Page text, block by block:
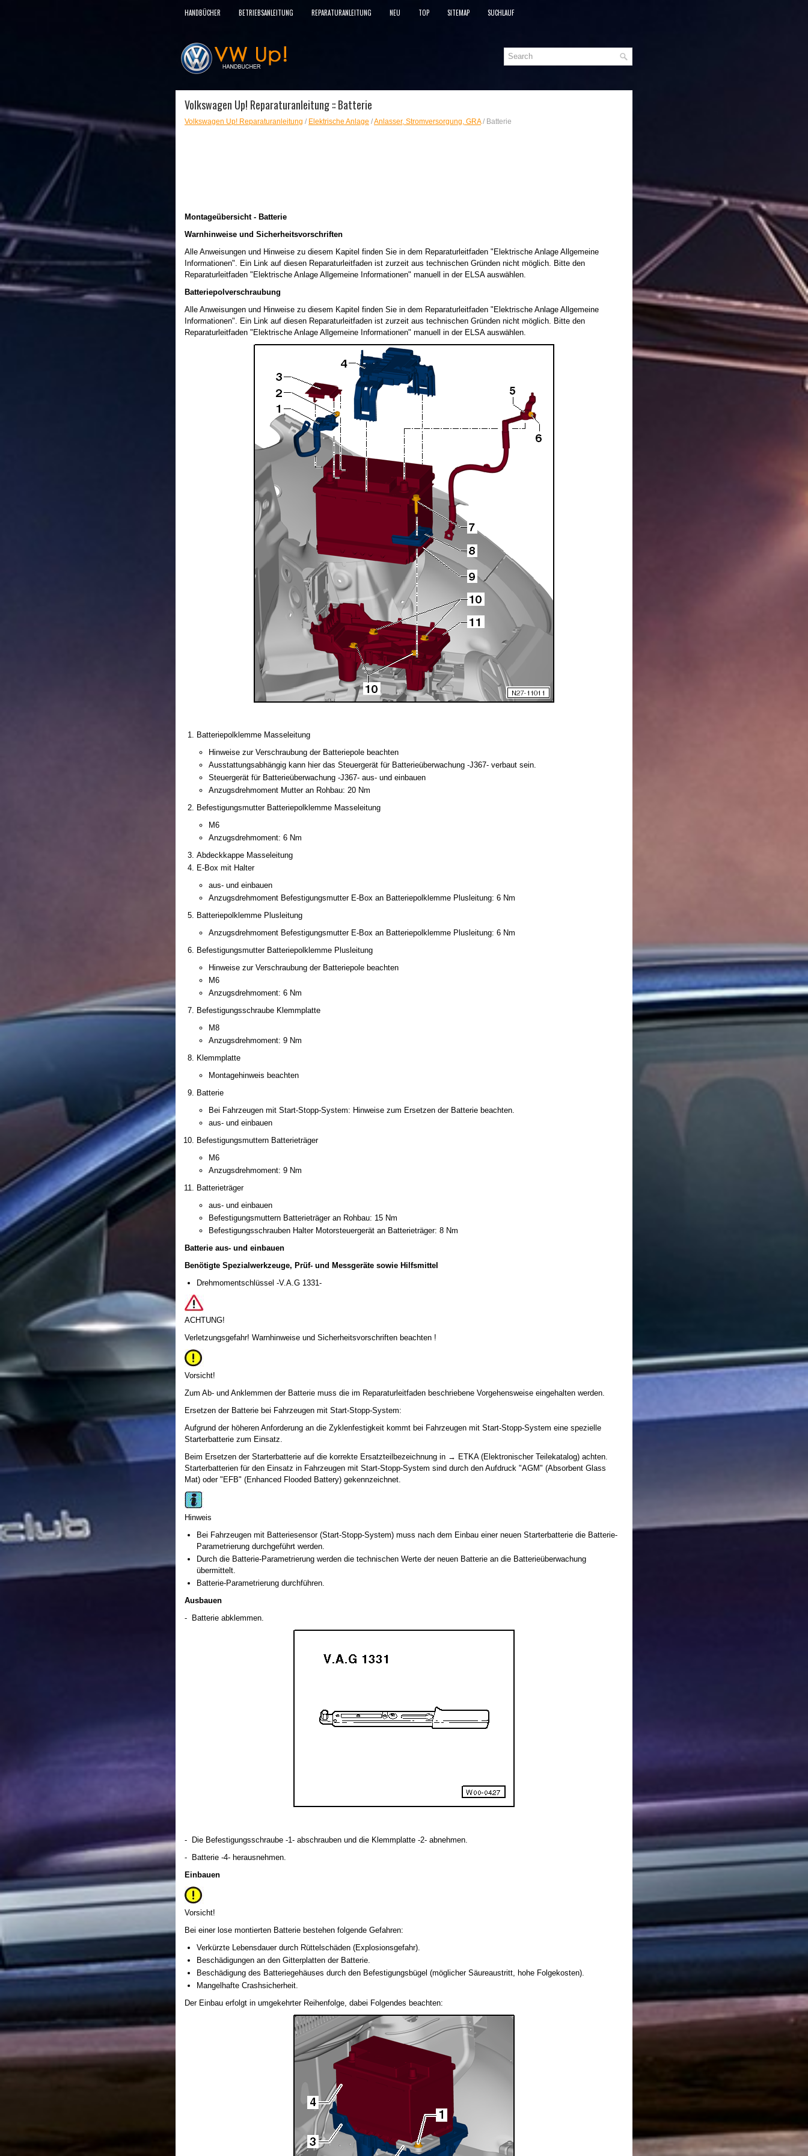
HANDBÜCHER BETRIEBSANLEITUNG REPARATURANLEITUNG NEU TOP SITEMAP SUCHLAUF
Volkswagen Up! Reparaturanleitung :: Batterie
Volkswagen Up! Reparaturanleitung / Elektrische Anlage /Anlasser, Stromversorgung, GRA/ Batterie
Montageübersicht - Batterie
Warnhinweise und Sicherheitsvorschriften
Alle Anweisungen und Hinweise zu diesem Kapitel finden Sie in dem Reparaturleitfaden "Elektrische Anlage Allgemeine
Informationen". Ein Link auf diesen Reparaturleitfaden ist zurzeit aus technischen Gründen nicht möglich. Bitte den
Reparaturleitfaden "Elektrische Anlage Allgemeine Informationen" manuell in der ELSA auswählen.
Batteriepolverschraubung
Alle Anweisungen und Hinweise zu diesem Kapitel finden Sie in dem Reparaturleitfaden "Elektrische Anlage Allgemeine
Informationen". Ein Link auf diesen Reparaturleitfaden ist zurzeit aus technischen Gründen nicht möglich. Bitte den
Reparaturleitfaden "Elektrische Anlage Allgemeine Informationen" manuell in der ELSA auswählen.
Batteriepolklemme Masseleitung
Hinweise zur Verschraubung der Batteriepole beachten
Ausstattungsabhängig kann hier das Steuergerät für Batterieüberwachung -J367- verbaut sein.
Steuergerät für Batterieüberwachung -J367- aus- und einbauen
Anzugsdrehmoment Mutter an Rohbau: 20 Nm
Befestigungsmutter Batteriepolklemme Masseleitung
M6
Anzugsdrehmoment: 6 Nm
Abdeckkappe Masseleitung
E-Box mit Halter
aus- und einbauen
Anzugsdrehmoment Befestigungsmutter E-Box an Batteriepolklemme Plusleitung: 6 Nm
Batteriepolklemme Plusleitung
Anzugsdrehmoment Befestigungsmutter E-Box an Batteriepolklemme Plusleitung: 6 Nm
Befestigungsmutter Batteriepolklemme Plusleitung
Hinweise zur Verschraubung der Batteriepole beachten
M6
Anzugsdrehmoment: 6 Nm
Befestigungsschraube Klemmplatte
M8
Anzugsdrehmoment: 9 Nm
Klemmplatte
Montagehinweis beachten
Batterie
Bei Fahrzeugen mit Start-Stopp-System: Hinweise zum Ersetzen der Batterie beachten.
aus- und einbauen
Befestigungsmuttern Batterieträger
M6
Anzugsdrehmoment: 9 Nm
Batterieträger
aus- und einbauen
Befestigungsmuttern Batterieträger an Rohbau: 15 Nm
Befestigungsschrauben Halter Motorsteuergerät an Batterieträger: 8 Nm
Batterie aus- und einbauen
Benötigte Spezialwerkzeuge, Prüf- und Messgeräte sowie Hilfsmittel
Drehmomentschlüssel -V.A.G 1331-
ACHTUNG!
Verletzungsgefahr! Warnhinweise und Sicherheitsvorschriften beachten !
Vorsicht!
Zum Ab- und Anklemmen der Batterie muss die im Reparaturleitfaden beschriebene Vorgehensweise eingehalten werden.
Ersetzen der Batterie bei Fahrzeugen mit Start-Stopp-System:
Aufgrund der höheren Anforderung an die Zyklenfestigkeit kommt bei Fahrzeugen mit Start-Stopp-System eine spezielle
Starterbatterie zum Einsatz.
Beim Ersetzen der Starterbatterie auf die korrekte Ersatzteilbezeichnung in → ETKA (Elektronischer Teilekatalog) achten.
Starterbatterien für den Einsatz in Fahrzeugen mit Start-Stopp-System sind durch den Aufdruck "AGM" (Absorbent Glass
Mat) oder "EFB" (Enhanced Flooded Battery) gekennzeichnet.
Hinweis
Bei Fahrzeugen mit Batteriesensor (Start-Stopp-System) muss nach dem Einbau einer neuen Starterbatterie die Batterie-
Parametrierung durchgeführt werden.
Durch die Batterie-Parametrierung werden die technischen Werte der neuen Batterie an die Batterieüberwachung
übermittelt.
Batterie-Parametrierung durchführen.
Ausbauen
- Batterie abklemmen.
- Die Befestigungsschraube -1- abschrauben und die Klemmplatte -2- abnehmen.
- Batterie -4- herausnehmen.
Einbauen
Vorsicht!
Bei einer lose montierten Batterie bestehen folgende Gefahren:
Verkürzte Lebensdauer durch Rüttelschäden (Explosionsgefahr).
Beschädigungen an den Gitterplatten der Batterie.
Beschädigung des Batteriegehäuses durch den Befestigungsbügel (möglicher Säureaustritt, hohe Folgekosten).
Mangelhafte Crashsicherheit.
Der Einbau erfolgt in umgekehrter Reihenfolge, dabei Folgendes beachten: